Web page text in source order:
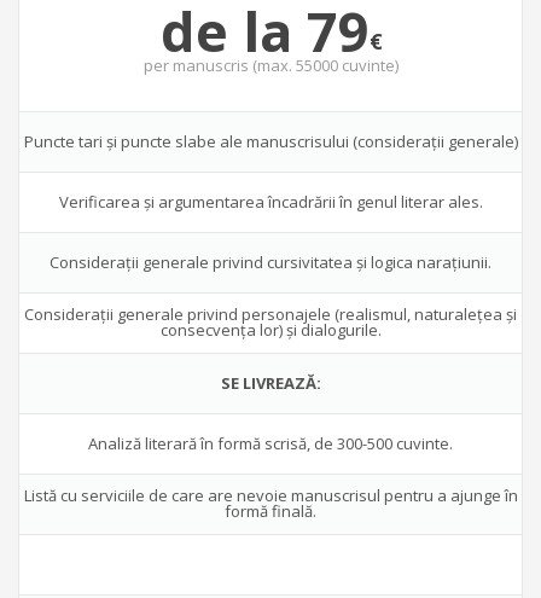
de la 79€
per manuscris (max. 55000 cuvinte)
Puncte tari şi puncte slabe ale manuscrisului (consideraţii generale)
Verificarea şi argumentarea încadrării în genul literar ales.
Consideraţii generale privind cursivitatea şi logica naraţiunii.
Consideraţii generale privind personajele (realismul, naturaleţea şi
consecvenţa lor) şi dialogurile.
SE LIVREAZĂ:
Analiză literară în formă scrisă, de 300-500 cuvinte.
Listă cu serviciile de care are nevoie manuscrisul pentru a ajunge în
formă finală.